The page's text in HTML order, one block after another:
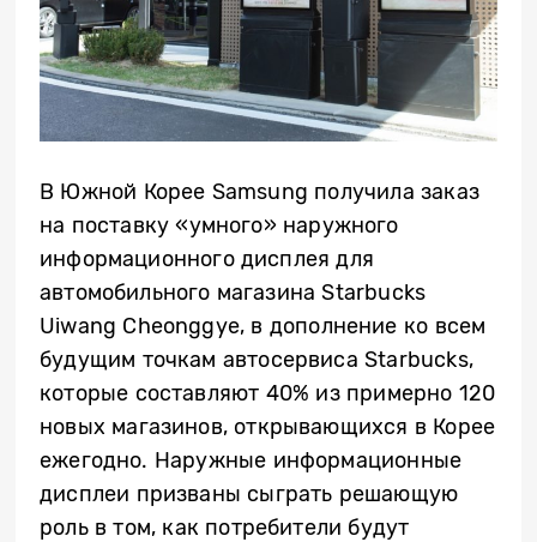
В Южной Корее Samsung получила заказ
на поставку «умного» наружного
информационного дисплея для
автомобильного магазина Starbucks
Uiwang Cheonggye, в дополнение ко всем
будущим точкам автосервиса Starbucks,
которые составляют 40% из примерно 120
новых магазинов, открывающихся в Корее
ежегодно. Наружные информационные
дисплеи призваны сыграть решающую
роль в том, как потребители будут